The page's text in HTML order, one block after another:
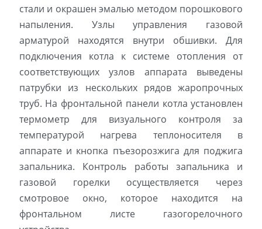
стали и окрашен эмалью методом порошкового
напыления. Узлы управления газовой
арматурой находятся внутри обшивки. Для
подключения котла к системе отопления от
соответствующих узлов аппарата выведены
патрубки из нескольких рядов жаропрочных
труб. На фронтальной панели котла установлен
термометр для визуального контроля за
температурой нагрева теплоносителя в
аппарате и кнопка пъезорозжига для поджига
запальника. Контроль работы запальника и
газовой горелки осуществляется через
смотровое окно, которое находится на
фронтальном листе газогорелочного